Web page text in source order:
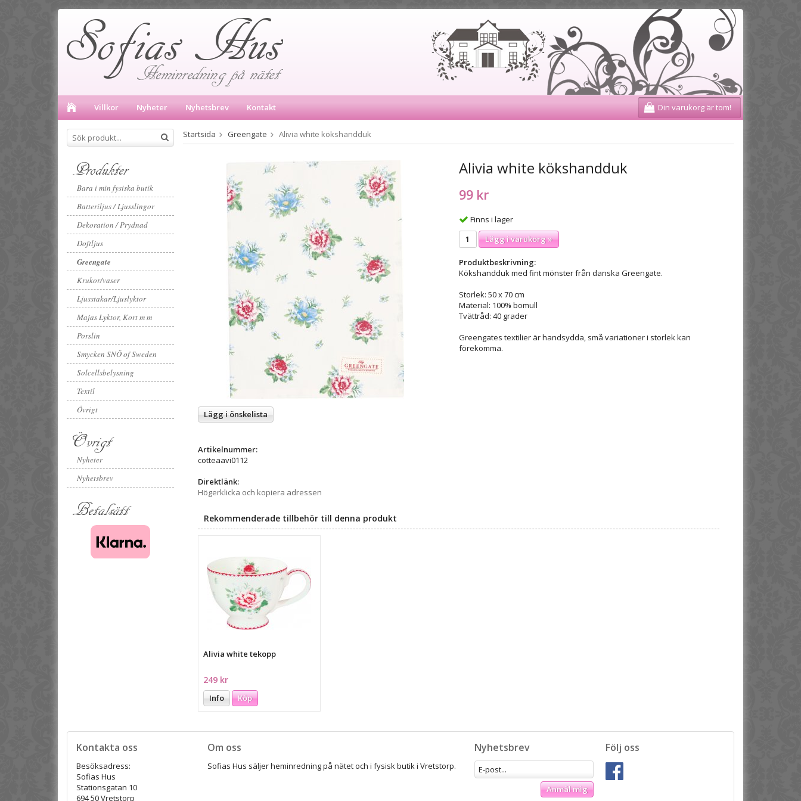
Villkor Nyheter Nyhetsbrev Kontakt Din varukorg är tom!
Produkter
Bara i min fysiska butik
Batteriljus / Ljusslingor
Dekoration / Prydnad
Doftljus
Greengate
Krukor/vaser
Ljusstakar/Ljuslyktor
Majas Lyktor, Kort m m
Porslin
Smycken SNÖ of Sweden
Solcellsbelysning
Textil
Övrigt
Övrigt
Nyheter
Nyhetsbrev
Betalsätt
Startsida Greengate Alivia white kökshandduk
Alivia white kökshandduk
99 kr
Finns i lager
Lägg i varukorg »
Produktbeskrivning:
Kökshandduk med fint mönster från danska Greengate.
Storlek: 50 x 70 cm
Material: 100% bomull
Tvättråd: 40 grader
Greengates textilier är handsydda, små variationer i storlek kan
förekomma.
Lägg i önskelista
Artikelnummer:
cotteaavi0112
Direktlänk:
Högerklicka och kopiera adressen
Rekommenderade tillbehör till denna produkt
Alivia white tekopp
249 kr
Info Köp
Kontakta oss
Besöksadress:
Sofias Hus
Stationsgatan 10
694 50 Vretstorp
Följ oss
Nyhetsbrev
Anmäl mig
Om oss
Sofias Hus säljer heminredning på nätet och i fysisk butik i Vretstorp.